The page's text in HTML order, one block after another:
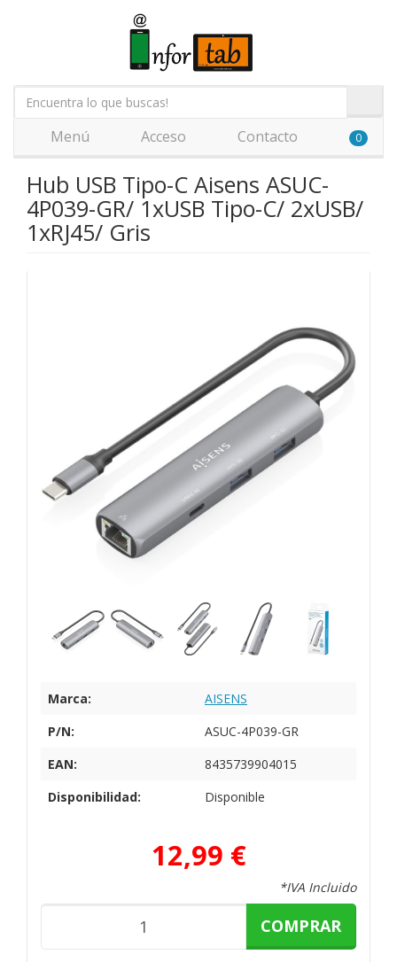
Menú Acceso Contacto 0
Hub USB Tipo-C Aisens ASUC-
4P039-GR/ 1xUSB Tipo-C/ 2xUSB/
1xRJ45/ Gris
Marca:
AISENS
P/N:
ASUC-4P039-GR
EAN:
8435739904015
Disponibilidad:
Disponible
12,99 €
*IVA Incluido
COMPRAR